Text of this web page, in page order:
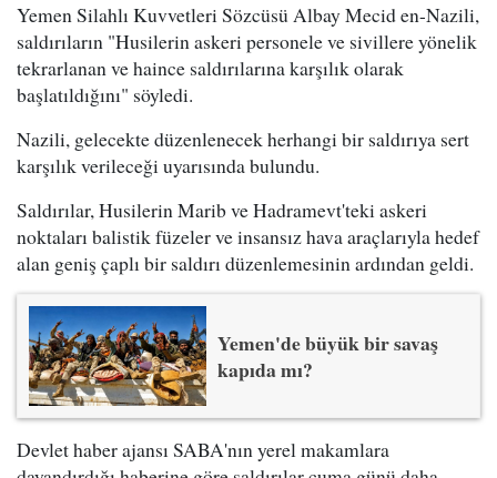
Yemen Silahlı Kuvvetleri Sözcüsü Albay Mecid en-Nazili,
saldırıların "Husilerin askeri personele ve sivillere yönelik
tekrarlanan ve haince saldırılarına karşılık olarak
başlatıldığını" söyledi.
Nazili, gelecekte düzenlenecek herhangi bir saldırıya sert
karşılık verileceği uyarısında bulundu.
Saldırılar, Husilerin Marib ve Hadramevt'teki askeri
noktaları balistik füzeler ve insansız hava araçlarıyla hedef
alan geniş çaplı bir saldırı düzenlemesinin ardından geldi.
Yemen'de büyük bir savaş
kapıda mı?
Devlet haber ajansı SABA'nın yerel makamlara